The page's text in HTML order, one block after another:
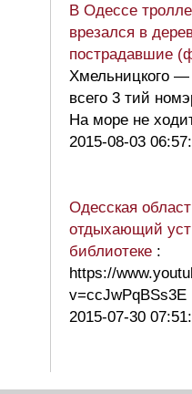
В Одессе
врезался в
пострадавшие
Хмельницкого —
всего 3 тий
На море не
2015-08-03
Одесская
отдыхающий
библиотеке :
https://
v=ccJwPqBSs3E
2015-07-30